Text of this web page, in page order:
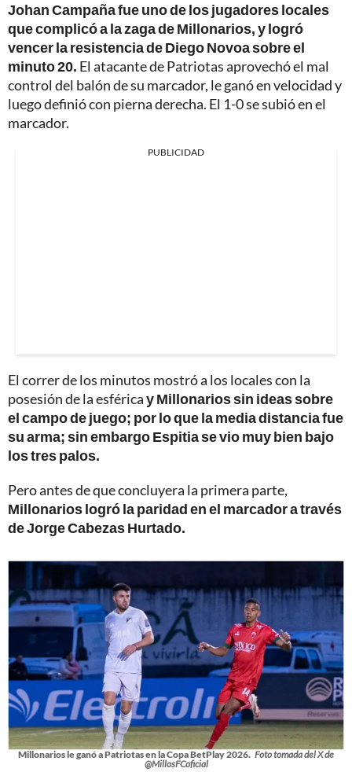
Johan Campaña fue uno de los jugadores locales
que complicó a la zaga de Millonarios, y logró
vencer la resistencia de Diego Novoa sobre el
minuto 20. El atacante de Patriotas aprovechó el mal
control del balón de su marcador, le ganó en velocidad y
luego definió con pierna derecha. El 1-0 se subió en el
marcador.
PUBLICIDAD
El correr de los minutos mostró a los locales con la
posesión de la esféricay Millonarios sin ideas sobre
el campo de juego; por lo que la media distancia fue
su arma; sin embargo Espitia se vio muy bien bajo
los tres palos.
Pero antes de que concluyera la primera parte,
Millonarios logró la paridad en el marcador a través
de Jorge Cabezas Hurtado.
Millonarios le ganó a Patriotas en la Copa BetPlay 2026. Foto tomada del X de
@MillosFCoficial